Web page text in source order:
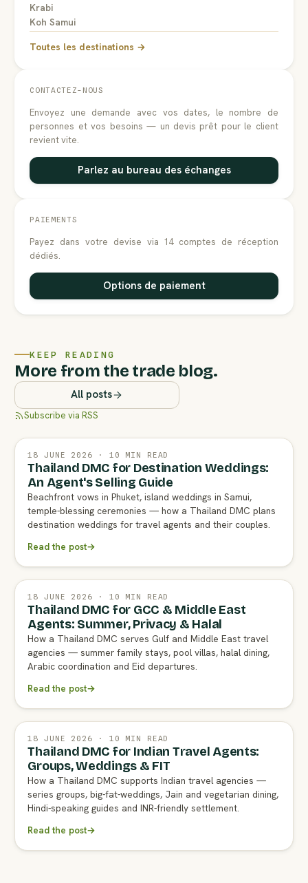
Krabi
Koh Samui
Toutes les destinations →
CONTACTEZ-NOUS
Envoyez une demande avec vos dates, le nombre de
personnes et vos besoins — un devis prêt pour le client
revient vite.
Parlez au bureau des échanges
PAIEMENTS
Payez dans votre devise via 14 comptes de réception
dédiés.
Options de paiement
KEEP READING
More from the trade blog.
All posts
Subscribe via RSS
18 JUNE 2026 · 10 MIN READ
Thailand DMC for Destination Weddings:
An Agent's Selling Guide
Beachfront vows in Phuket, island weddings in Samui,
temple-blessing ceremonies — how a Thailand DMC plans
destination weddings for travel agents and their couples.
Read the post→
18 JUNE 2026 · 10 MIN READ
Thailand DMC for GCC & Middle East
Agents: Summer, Privacy & Halal
How a Thailand DMC serves Gulf and Middle East travel
agencies — summer family stays, pool villas, halal dining,
Arabic coordination and Eid departures.
Read the post→
18 JUNE 2026 · 10 MIN READ
Thailand DMC for Indian Travel Agents:
Groups, Weddings & FIT
How a Thailand DMC supports Indian travel agencies —
series groups, big-fat-weddings, Jain and vegetarian dining,
Hindi-speaking guides and INR-friendly settlement.
Read the post→